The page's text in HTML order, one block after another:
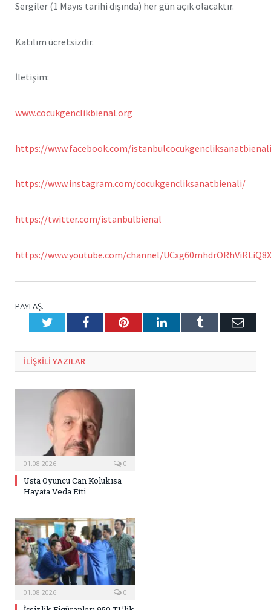
Sergiler (1 Mayıs tarihi dışında) her gün açık olacaktır.
Katılım ücretsizdir.
İletişim:
www.cocukgenclikbienal.org
https://www.facebook.com/istanbulcocukgencliksanatbienali
https://www.instagram.com/cocukgencliksanatbienali/
https://twitter.com/istanbulbienal
https://www.youtube.com/channel/
PAYLAŞ.
TwitterFacebookPinterestLinkedInTumblr E-
ILIŞKILI YAZILAR
01.08.2026 0
Usta Oyuncu Can Kolukısa
Hayata Veda Etti
01.08.2026 0